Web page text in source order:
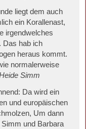
liegt dem auch
ein Korallenast,
irgendwelches
Das hab ich
heraus kommt.
normalerweise
Simm
Da wird ein
und europäischen
Um dann
und Barbara